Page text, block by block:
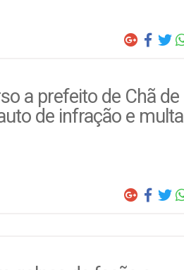
a prefeito de Chã de
de infração e multa